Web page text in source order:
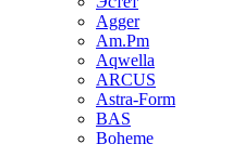
Agger
Am.Pm
Aqwella
ARCUS
Astra-Form
BAS
Boheme